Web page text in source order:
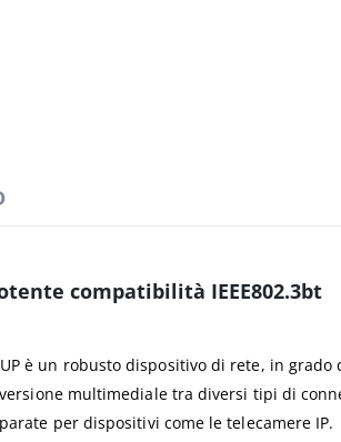
compatibilità IEEE802.3bt
è un robusto dispositivo di rete, in
multimediale tra diversi tipi di
per dispositivi come le telecamere IP.